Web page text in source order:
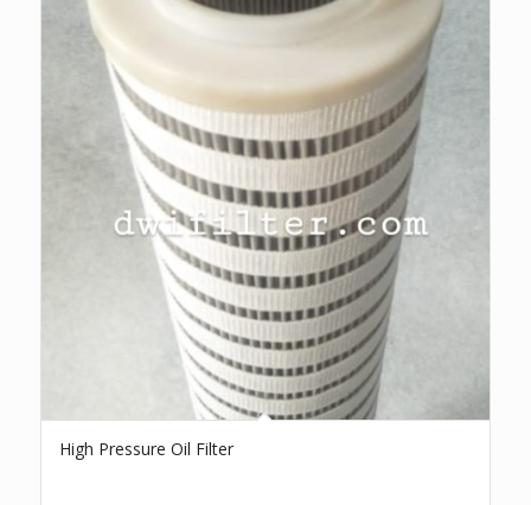
High Pressure Oil Filter